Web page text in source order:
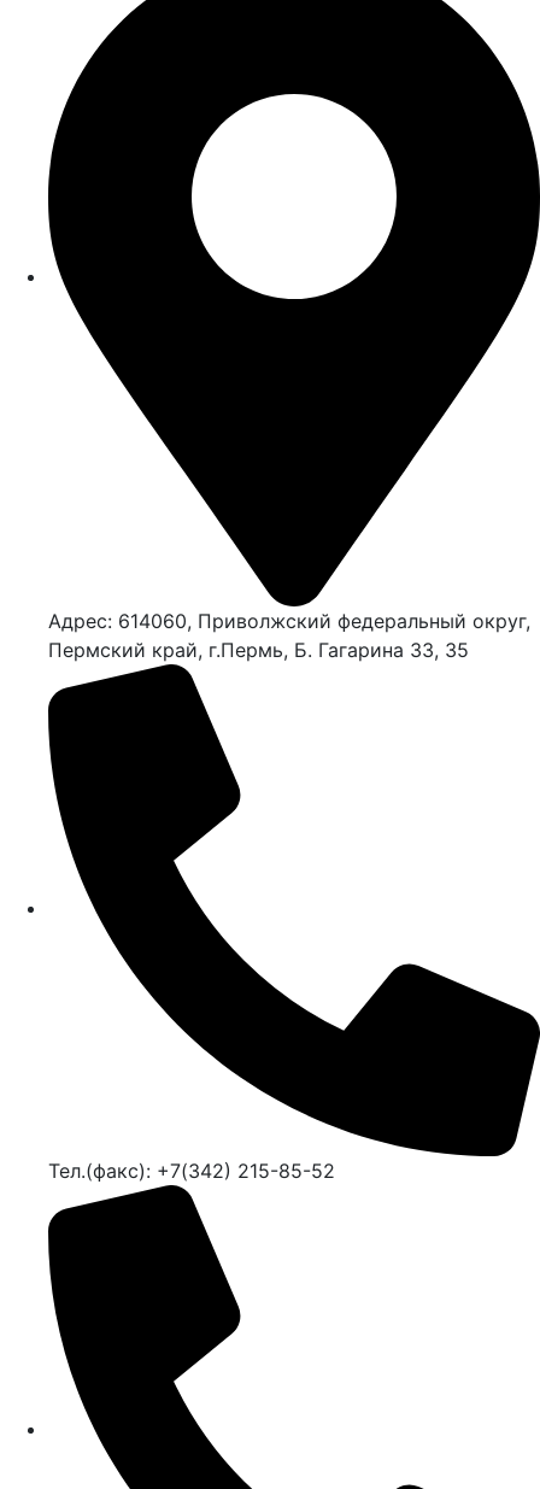
Адрес: 614060, Приволжский федеральный округ,
Пермский край, г.Пермь, Б. Гагарина 33, 35
Тел.(факс): +7(342) 215-85-52